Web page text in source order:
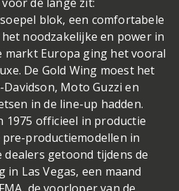
blok, een comfortabele
noodzakelijke en power in
markt Europa ging het vooral
De Gold Wing moest het
Moto Guzzi en
in de line-up hadden.
1975 officieel in productie
productiemodellen in
dealers getoond tijdens de
Las Vegas, een maand